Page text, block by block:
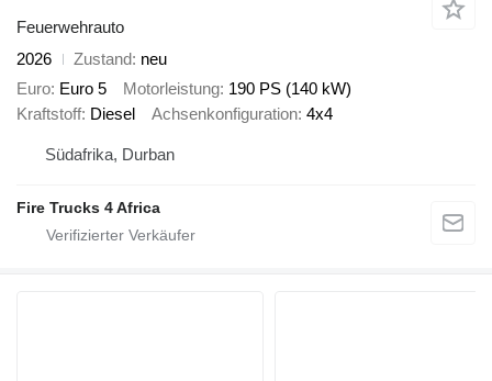
Feuerwehrauto
2026
Zustand neu
Euro Euro 5 Motorleistung 190 PS (140 kW)
Kraftstoff Diesel Achsenkonfiguration 4x4
Südafrika, Durban
Fire Trucks 4 Africa